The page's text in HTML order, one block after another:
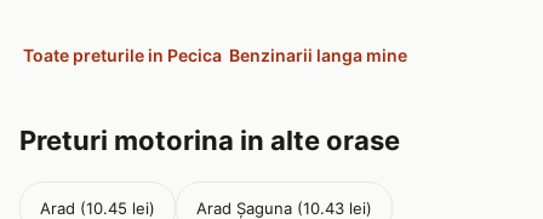
Toate preturile in Pecica Benzinarii langa mine
Preturi motorina in alte orase
Arad (10.45 lei) Arad Șaguna (10.43 lei)